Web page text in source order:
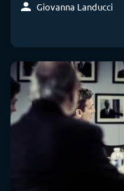
Giovanna Landucci